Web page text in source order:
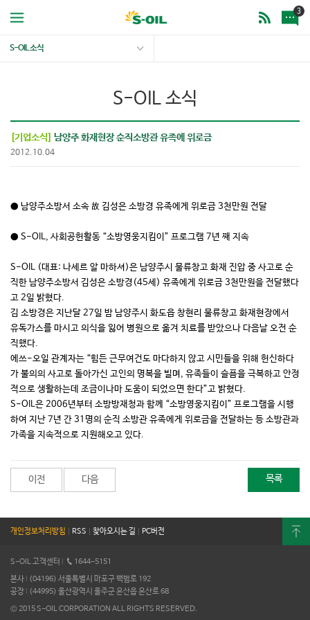
3
S-OIL 소식
S-OIL 소식
[기업소식] 남양주 화재현장 순직소방관 유족에 위로금
2012.10.04
● 남양주소방서 소속 故 김성은 소방경 유족에게 위로금 3천만원 전달
● S-OIL, 사회공헌활동 “소방영웅지킴이” 프로그램 7년 째 지속
S-OIL (대표: 나세르 알 마하셔)은 남양주시 물류창고 화재 진압 중 사고로 순
직한 남양주소방서 김성은 소방경(45세) 유족에게 위로금 3천만원을 전달했다
고 2일 밝혔다.
김 소방경은 지난달 27일 밤 남양주시 화도읍 창현리 물류창고 화재현장에서
유독가스를 마시고 의식을 잃어 병원으로 옮겨 치료를 받았으나 다음날 오전 순
직했다.
에쓰-오일 관계자는 “힘든 근무여건도 마다하지 않고 시민들을 위해 헌신하다
가 불의의 사고로 돌아가신 고인의 명복을 빌며, 유족들이 슬픔을 극복하고 안정
적으로 생활하는데 조금이나마 도움이 되었으면 한다”고 밝혔다.
S-OIL은 2006년부터 소방방재청과 함께 “소방영웅지킴이” 프로그램을 시행
하여 지난 7년 간 31명의 순직 소방관 유족에게 위로금을 전달하는 등 소방관과
가족을 지속적으로 지원해오고 있다.
이전 다음 목록
개인정보처리방침 RSS 찾아오시는 길 PC버전
S-OIL 고객센터 1644-5151
본사
(04196) 서울특별시 마포구 백범로 192
공장
(44995) 울산광역시 울주군 온산읍 온산로 68
© 2015 S-OIL CORPORATION ALL RIGHTS RESERVED.